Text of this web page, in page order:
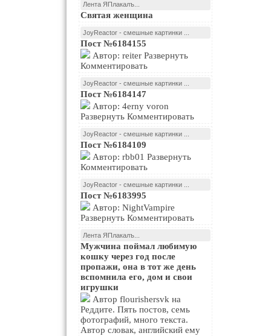
Лента ЯПлакалъ...
Святая женщина
JoyReactor - смешные картинки ...
Пост №6184155
Комментировать
JoyReactor - смешные картинки ...
Пост №6184147
Развернуть Комментировать
JoyReactor - смешные картинки ...
Пост №6184109
Комментировать
JoyReactor - смешные картинки ...
Пост №6183995
Развернуть Комментировать
Лента ЯПлакалъ...
Мужчина поймал любимую
кошку через год после
пропажи, она в тот же день
вспомнила его, дом и свои
игрушки
Реддите. Пять постов, семь
фотографий, много текста.
Автор словак, английский ему